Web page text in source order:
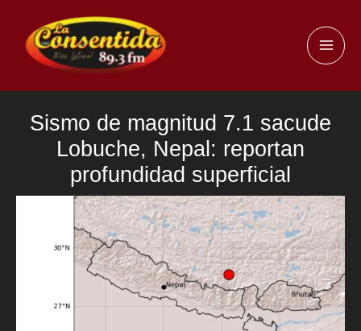
contenido
Sismo de magnitud 7.1 sacude
Lobuche, Nepal: reportan
profundidad superficial